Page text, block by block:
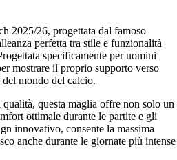
2025/26, progettata dal famoso
perfetta tra stile e funzionalità
specificamente per uomini
mostrare il proprio supporto verso
mondo del calcio.
questa maglia offre non solo un
ottimale durante le partite e gli
innovativo, consente la massima
anche durante le giornate più intense